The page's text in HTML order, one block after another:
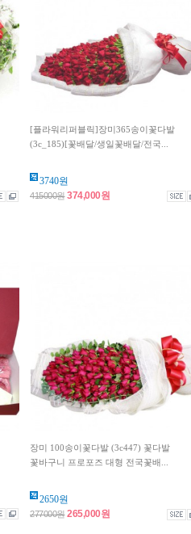
[플라워리퍼블릭]장미365송이꽃다발
(3c_185)[꽃배달/생일꽃배달/전국...
3740원
415000원374,000원
장미 100송이꽃다발 (3c447) 꽃다발
꽃바구니 프로포즈 대형 전국꽃배...
2650원
277000원265,000원